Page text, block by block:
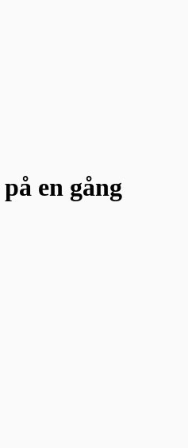
på en gång